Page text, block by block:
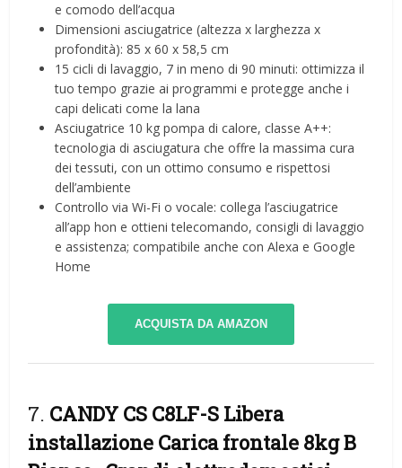
e comodo dell’acqua
Dimensioni asciugatrice (altezza x larghezza x
profondità): 85 x 60 x 58,5 cm
15 cicli di lavaggio, 7 in meno di 90 minuti: ottimizza il
tuo tempo grazie ai programmi e protegge anche i
capi delicati come la lana
Asciugatrice 10 kg pompa di calore, classe A++:
tecnologia di asciugatura che offre la massima cura
dei tessuti, con un ottimo consumo e rispettosi
dell’ambiente
Controllo via Wi-Fi o vocale: collega l’asciugatrice
all’app hon e ottieni telecomando, consigli di lavaggio
e assistenza; compatibile anche con Alexa e Google
Home
ACQUISTA DA AMAZON
7. CANDY CS C8LF-S Libera
installazione Carica frontale 8kg B